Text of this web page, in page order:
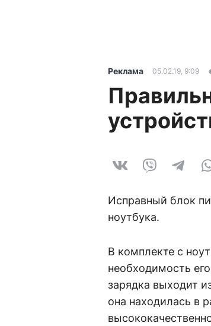
Реклама 05.02.19, 9:09
Исправный блок
ноутбука.
В комплекте с
необходимость
зарядка выходит
она находилась в